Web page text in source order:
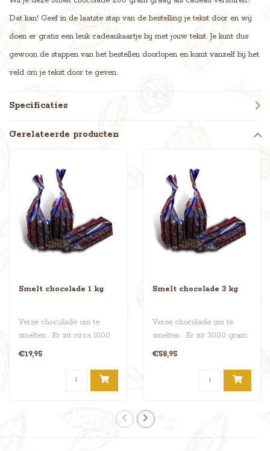
Dat kan! Geef in de laatste stap van de bestelling je tekst door en wij
doen er gratis een leuk cadeaukaartje bij met jouw tekst. Je kunt dus
gewoon de stappen van het bestellen doorlopen en komt vanzelf bij het
veld om je tekst door te geven.
Specificaties
Gerelateerde producten
Smelt chocolade 1 kg
Verse chocolade om te
smelten . Er zit circa 1000
€19,95
Smelt chocolade 3 kg
Verse chocolade om te
smelten . Er zit 3000 gram
€58,95